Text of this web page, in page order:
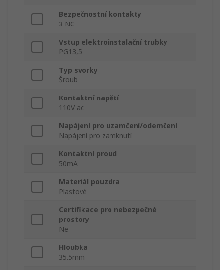
Bezpečnostní kontakty
3 NC
Vstup elektroinstalační trubky
PG13,5
Typ svorky
Šroub
Kontaktní napětí
110V ac
Napájení pro uzamčení/odemčení
Napájení pro zamknutí
Kontaktní proud
50mA
Materiál pouzdra
Plastové
Certifikace pro nebezpečné
prostory
Ne
Hloubka
35.5mm